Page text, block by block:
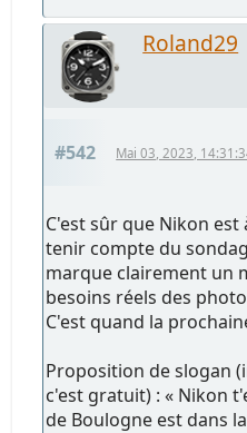
Roland29
#542 Mai 03, 2023,
C'est sûr que Nikon est
tenir compte du
marque clairement un
besoins réels des
C'est quand la
Proposition de slogan
c'est gratuit) : « Nikon
de Boulogne est dans